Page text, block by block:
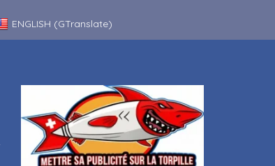
ENGLISH (GTranslate)